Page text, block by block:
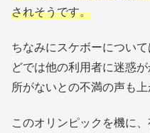
されそうです。
ちなみにスケボーについ
どでは他の利用者に迷惑
所がないとの不満の声も上
このオリンピックを機に